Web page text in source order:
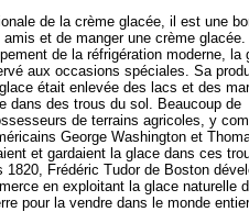
de la crème glacée, il est une
et de manger une crème glacée.
de la réfrigération moderne, la
aux occasions spéciales. Sa
était enlevée des lacs et des
dans des trous du sol. Beaucoup de
de terrains agricoles, y
George Washington et
et gardaient la glace dans ces
1820, Frédéric Tudor de Boston
en exploitant la glace naturelle
pour la vendre dans le monde